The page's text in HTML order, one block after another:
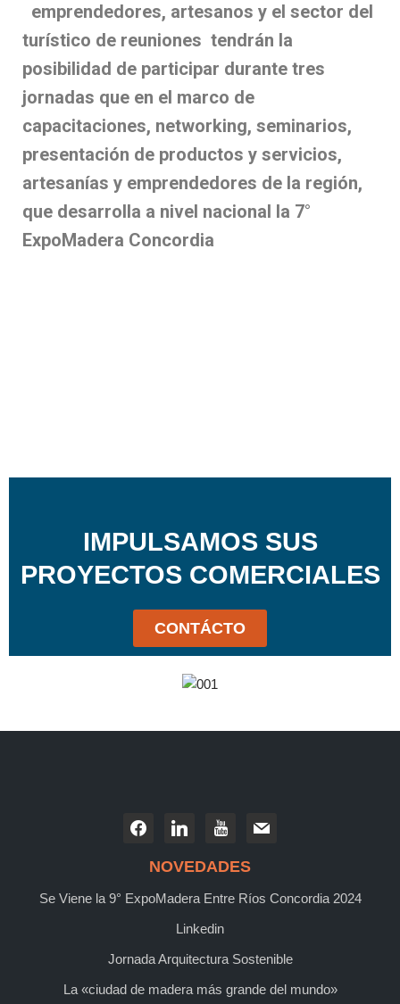
emprendedores, artesanos y el sector del
turístico de reuniones tendrán la
posibilidad de participar durante tres
jornadas que en el marco de
capacitaciones, networking, seminarios,
presentación de productos y servicios,
artesanías y emprendedores de la región,
que desarrolla a nivel nacional la 7°
ExpoMadera Concordia
IMPULSAMOS SUS
PROYECTOS COMERCIALES
CONTÁCTO
NOVEDADES
Se Viene la 9° ExpoMadera Entre Ríos Concordia 2024
Linkedin
Jornada Arquitectura Sostenible
La «ciudad de madera más grande del mundo»